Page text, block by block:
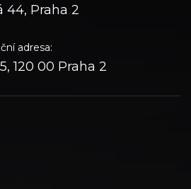
44, Praha 2
adresa:
120 00 Praha 2